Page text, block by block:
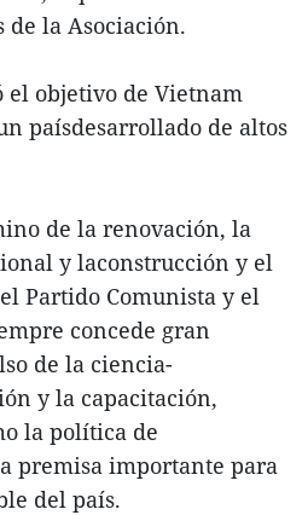
de la Asociación.
objetivo de Vietnam
paísdesarrollado de altos
de la renovación, la
y laconstrucción y el
Partido Comunista y el
concede gran
de la ciencia-
y la capacitación,
la política de
premisa importante para
del país.